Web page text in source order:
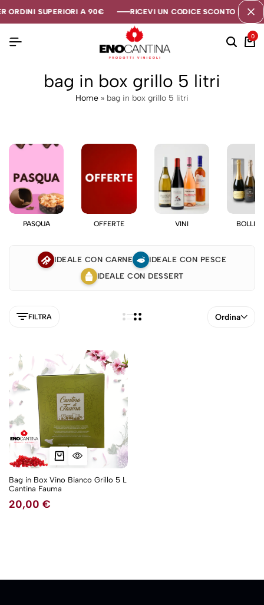
ORDINI SUPERIORI A 90€ RICEVI UN CODICE SCONTO DI 5€
ORDINI SUPERIORI A 90€ RICEVI UN CODICE SCONTO DI 5€
ORDINI SUPERIORI A 90€ RICEVI UN CODICE SCONTO DI 5€
0
bag in box grillo 5 litri
Home » bag in box grillo 5 litri
PASQUA OFFERTE VINI
IDEALE CON CARNE
IDEALE CON PESCE
IDEALE CON DESSERT
FILTRA Ordina
Bag in Box Vino Bianco Grillo 5 L
Cantina Fauma
20,00 €
5NEW